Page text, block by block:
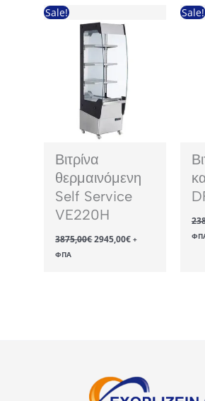
Sale!
Βιτρίνα
θερμαινόμενη
Self Service
VE220H
3875,00€Original
price
2945,00€Η+
ΦΠΑ
Sale!